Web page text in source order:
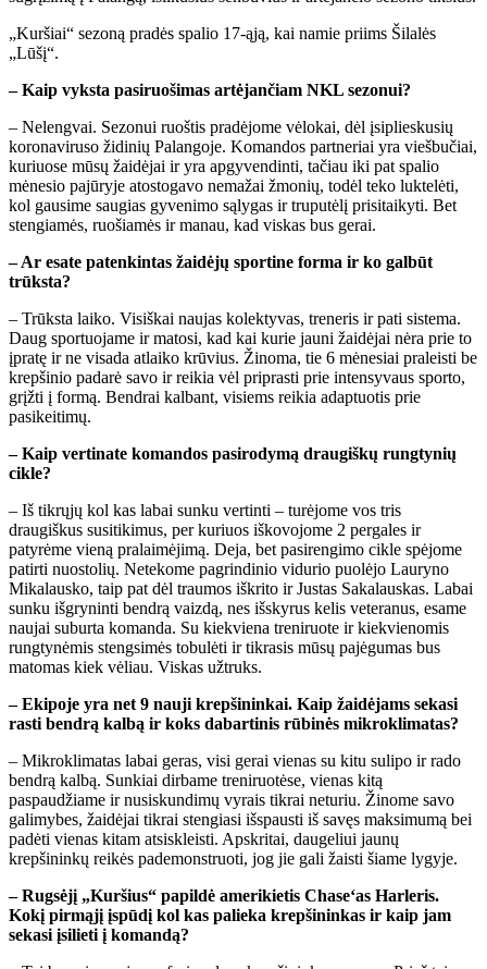
„Kuršiai“ sezoną pradės spalio 17-ąją, kai namie priims Šilalės
„Lūšį“.
– Kaip vyksta pasiruošimas artėjančiam NKL sezonui?
– Nelengvai. Sezonui ruoštis pradėjome vėlokai, dėl įsiplieskusių
koronaviruso židinių Palangoje. Komandos partneriai yra viešbučiai,
kuriuose mūsų žaidėjai ir yra apgyvendinti, tačiau iki pat spalio
mėnesio pajūryje atostogavo nemažai žmonių, todėl teko luktelėti,
kol gausime saugias gyvenimo sąlygas ir truputėlį prisitaikyti. Bet
stengiamės, ruošiamės ir manau, kad viskas bus gerai.
– Ar esate patenkintas žaidėjų sportine forma ir ko galbūt
trūksta?
– Trūksta laiko. Visiškai naujas kolektyvas, treneris ir pati sistema.
Daug sportuojame ir matosi, kad kai kurie jauni žaidėjai nėra prie to
įpratę ir ne visada atlaiko krūvius. Žinoma, tie 6 mėnesiai praleisti be
krepšinio padarė savo ir reikia vėl priprasti prie intensyvaus sporto,
grįžti į formą. Bendrai kalbant, visiems reikia adaptuotis prie
pasikeitimų.
– Kaip vertinate komandos pasirodymą draugiškų rungtynių
cikle?
– Iš tikrųjų kol kas labai sunku vertinti – turėjome vos tris
draugiškus susitikimus, per kuriuos iškovojome 2 pergales ir
patyrėme vieną pralaimėjimą. Deja, bet pasirengimo cikle spėjome
patirti nuostolių. Netekome pagrindinio vidurio puolėjo Lauryno
Mikalausko, taip pat dėl traumos iškrito ir Justas Sakalauskas. Labai
sunku išgryninti bendrą vaizdą, nes išskyrus kelis veteranus, esame
naujai suburta komanda. Su kiekviena treniruote ir kiekvienomis
rungtynėmis stengsimės tobulėti ir tikrasis mūsų pajėgumas bus
matomas kiek vėliau. Viskas užtruks.
– Ekipoje yra net 9 nauji krepšininkai. Kaip žaidėjams sekasi
rasti bendrą kalbą ir koks dabartinis rūbinės mikroklimatas?
– Mikroklimatas labai geras, visi gerai vienas su kitu sulipo ir rado
bendrą kalbą. Sunkiai dirbame treniruotėse, vienas kitą
paspaudžiame ir nusiskundimų vyrais tikrai neturiu. Žinome savo
galimybes, žaidėjai tikrai stengiasi išspausti iš savęs maksimumą bei
padėti vienas kitam atsiskleisti. Apskritai, daugeliui jaunų
krepšininkų reikės pademonstruoti, jog jie gali žaisti šiame lygyje.
– Rugsėjį „Kuršius“ papildė amerikietis Chase‘as Harleris.
Kokį pirmąjį įspūdį kol kas palieka krepšininkas ir kaip jam
sekasi įsilieti į komandą?